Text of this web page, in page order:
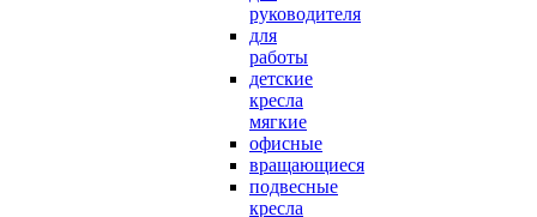
руководителя
для
работы
детские
кресла
мягкие
офисные
вращающиеся
подвесные
кресла